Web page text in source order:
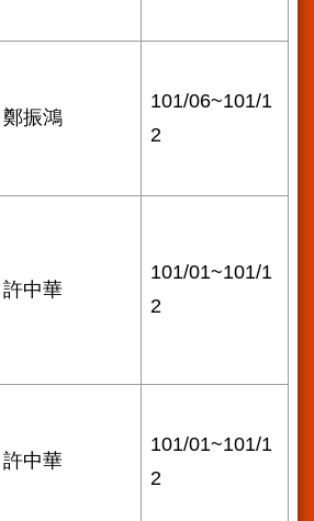
鄭振鴻
101/06~101/1
2
許中華
101/01~101/1
2
許中華
101/01~101/1
2